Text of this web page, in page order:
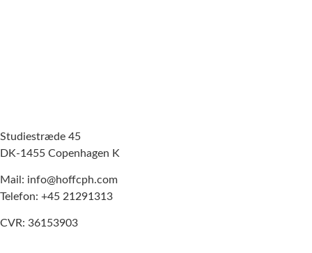
Studiestræde 45
DK-1455 Copenhagen K
Mail: info@hoffcph.com
Telefon: +45 21291313
CVR: 36153903